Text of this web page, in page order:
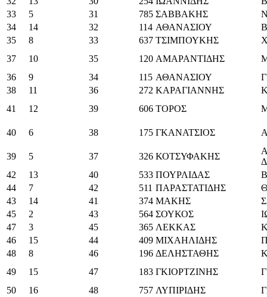
33
5 31 785 ΣΑΒΒΑΚΗΣ
34
14 32 114 ΑΘΑΝΑΣΙΟΥ
35
8 33 637 ΤΣΙΜΠΟΥΚΗΣ
37
10 35 120 ΑΜΑΡΑΝΤΙΔΗΣ
36
9 34 115 ΑΘΑΝΑΣΙΟΥ
38
11 36 272 ΚΑΡΑΓΙΑΝΝΗΣ
41
12 39 606 ΤΟΡΟΣ
40 6 38 175 ΓΚΑΝΑΤΣΙΟΣ
39 5 37 326 ΚΟΤΣΥΦΑΚΗΣ
42
13 40 533 ΠΟΥΡΛΙΔΑΣ
44
7 42 511 ΠΑΡΑΣΤΑΤΙΔΗΣ
43
14 41 374 ΜΑΚΗΣ
45
2 43 564 ΣΟΥΚΟΣ
47
3 45 365 ΛΕΚΚΑΣ
46
15 44 409 ΜΙΧΑΗΛΙΔΗΣ
48
8 46 196 ΔΕΛΗΣΤΑΘΗΣ
49
15 47 183 ΓΚΙΟΡΤΖΙΝΗΣ
50
16 48 757 ΛΥΠΙΡΙΔΗΣ